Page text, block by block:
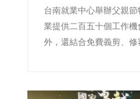
台南就業中心舉辦父親
業提供二百五十個工作
外，還結合免費義剪、